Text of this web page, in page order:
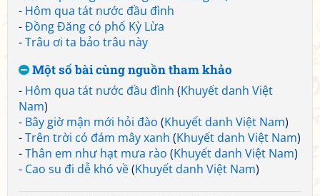
- Hôm qua tát nước đầu đình
-Đồng Đăng có phố Kỳ Lừa
-Trâu ơi ta bảo trâu này
Một số bài cùng nguồn tham khảo
- Hôm qua tát nước đầu đình (Khuyết danh Việt
Nam)
- Bây giờ mận mới hỏi đào (Khuyết danh Việt Nam)
-Trên trời có đám mây xanh (Khuyết danh Việt Nam)
-Thân em như hạt mưa rào (Khuyết danh Việt Nam)
- Cao su đi dễ khó về(Khuyết danh Việt Nam)